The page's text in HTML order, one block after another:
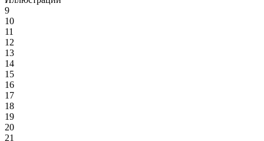
9
10
11
12
13
14
15
16
17
18
19
20
21